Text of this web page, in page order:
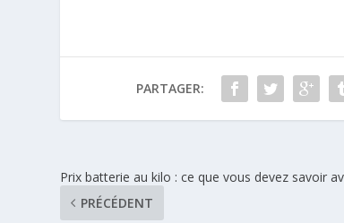
PARTAGER:
Prix batterie au kilo : ce que vous devez savoir
PRÉCÉDENT